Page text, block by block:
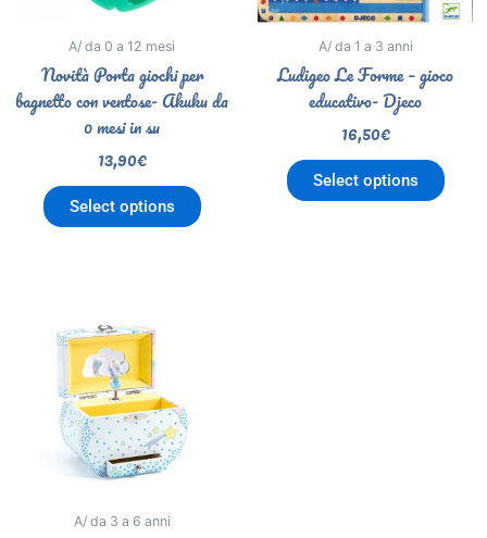
A/ da 0 a 12 mesi
Novità Porta giochi per
bagnetto con ventose- Akuku da
0 mesi in su
13,90€
Select options
A/ da 1 a 3 anni
Ludigeo Le Forme – gioco
educativo- Djeco
16,50€
Select options
A/ da 3 a 6 anni